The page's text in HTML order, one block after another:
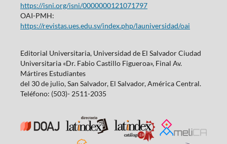
https://isni.org/isni/0000000121071797
OAI-PMH:
https://revistas.ues.edu.sv/index.php/launiversidad/oai
Editorial Universitaria, Universidad de El Salvador Ciudad
Universitaria «Dr. Fabio Castillo Figueroa», Final Av.
Mártires Estudiantes
del 30 de julio, San Salvador, El Salvador, América Central.
Teléfono: (503)- 2511-2035